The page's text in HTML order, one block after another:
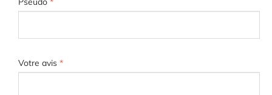
Votre avis *